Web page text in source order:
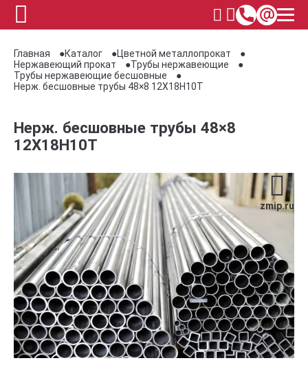
Главная Каталог
Цветной металлопрокат
Нержавеющий прокат
Трубы нержавеющие
Трубы нержавеющие бесшовные
Нерж. бесшовные трубы 48×8 12Х18Н10Т
Нерж. бесшовные трубы 48×8
12Х18Н10Т
zmip.ru